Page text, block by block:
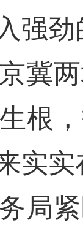
强
两
根
实
紧